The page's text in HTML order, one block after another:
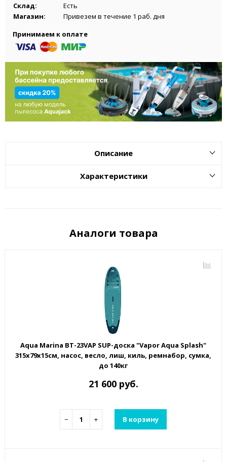
Склад:
Есть
Магазин:
Привезем в течение 1 раб. дня
Принимаем к оплате
Описание
Характеристики
Аналоги товара
Aqua Marina BT-23VAP SUP-доска "Vapor Aqua Splash"
315х79х15см, насос, весло, лиш, киль, ремнабор, сумка,
до 140кг
21 600 руб.
− + В корзину